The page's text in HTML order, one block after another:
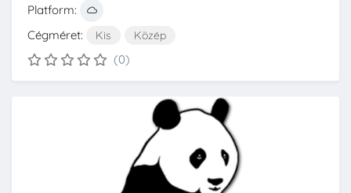
Platform:
Cégméret:
Kis Közép
(0)